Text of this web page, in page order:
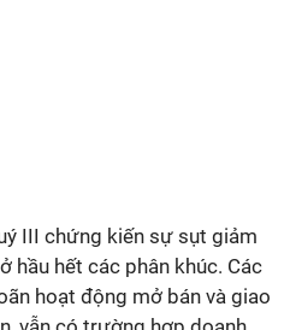
III chứng kiến sự sụt giảm
hầu hết các phân khúc. Các
hoạt động mở bán và giao